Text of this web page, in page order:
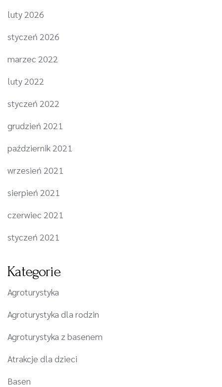
luty 2026
styczeń 2026
marzec 2022
luty 2022
styczeń 2022
grudzień 2021
październik 2021
wrzesień 2021
sierpień 2021
czerwiec 2021
styczeń 2021
Kategorie
Agroturystyka
Agroturystyka dla rodzin
Agroturystyka z basenem
Atrakcje dla dzieci
Basen